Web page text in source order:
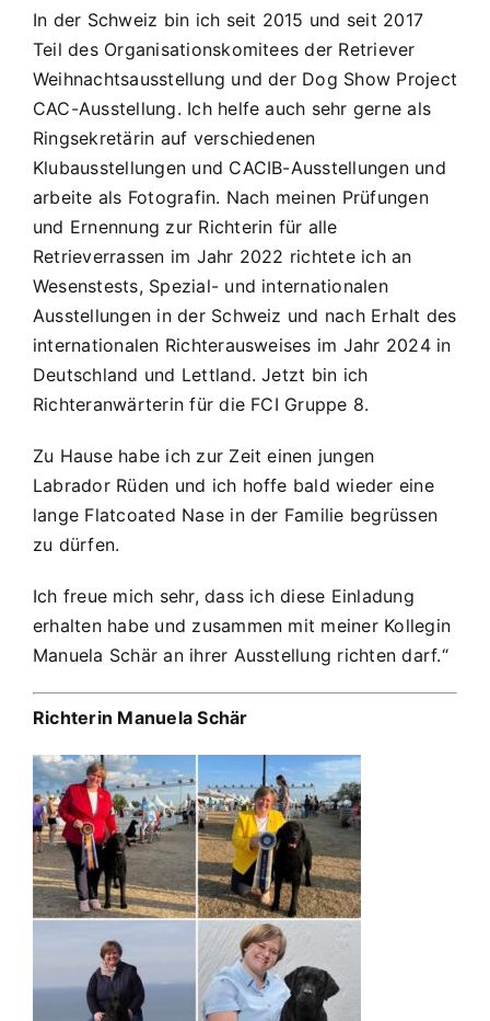
In der Schweiz bin ich seit 2015 und seit 2017
Teil des Organisationskomitees der Retriever
Weihnachtsausstellung und der Dog Show Project
CAC-Ausstellung. Ich helfe auch sehr gerne als
Ringsekretärin auf verschiedenen
Klubausstellungen und CACIB-Ausstellungen und
arbeite als Fotografin. Nach meinen Prüfungen
und Ernennung zur Richterin für alle
Retrieverrassen im Jahr 2022 richtete ich an
Wesenstests, Spezial- und internationalen
Ausstellungen in der Schweiz und nach Erhalt des
internationalen Richterausweises im Jahr 2024 in
Deutschland und Lettland. Jetzt bin ich
Richteranwärterin für die FCI Gruppe 8.
Zu Hause habe ich zur Zeit einen jungen
Labrador Rüden und ich hoffe bald wieder eine
lange Flatcoated Nase in der Familie begrüssen
zu dürfen.
Ich freue mich sehr, dass ich diese Einladung
erhalten habe und zusammen mit meiner Kollegin
Manuela Schär an ihrer Ausstellung richten darf.“
Richterin Manuela Schär